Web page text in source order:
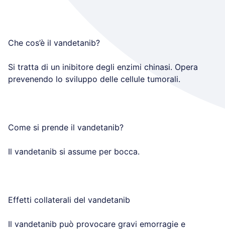
Che cos’è il vandetanib?
Si tratta di un inibitore degli enzimi chinasi. Opera
prevenendo lo sviluppo delle cellule tumorali.
Come si prende il vandetanib?
Il vandetanib si assume per bocca.
Effetti collaterali del vandetanib
Il vandetanib può provocare gravi emorragie e